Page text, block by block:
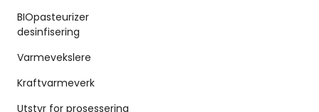
BIOpasteurizer
desinfisering
Varmevekslere
Kraftvarmeverk
Utstyr for prosessering